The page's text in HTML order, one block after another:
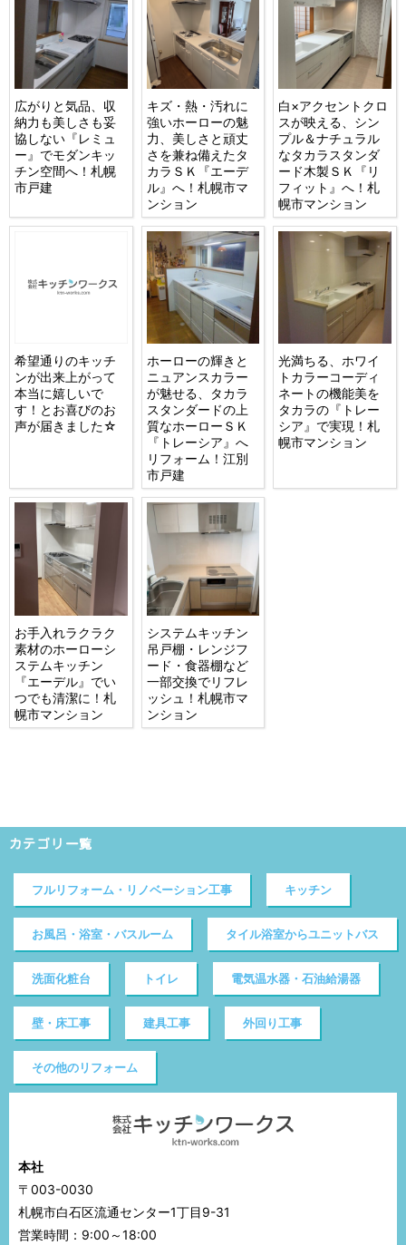
広がりと気品、収
納力も美しさも妥
協しない『レミュ
ー』でモダンキッ
チン空間へ！札幌
市戸建
キズ・熱・汚れに
強いホーローの魅
力、美しさと頑丈
さを兼ね備えたタ
カラＳＫ『エーデ
ル』へ！札幌市マ
ンション
白×アクセントクロ
スが映える、シン
プル＆ナチュラル
なタカラスタンダ
ード木製ＳＫ『リ
フィット』へ！札
幌市マンション
希望通りのキッチ
ンが出来上がって
本当に嬉しいで
す！とお喜びのお
声が届きました☆
ホーローの輝きと
ニュアンスカラー
が魅せる、タカラ
スタンダードの上
質なホーローＳＫ
『トレーシア』へ
リフォーム！江別
市戸建
光満ちる、ホワイ
トカラーコーディ
ネートの機能美を
タカラの『トレー
シア』で実現！札
幌市マンション
お手入れラクラク
素材のホーローシ
ステムキッチン
『エーデル』でい
つでも清潔に！札
幌市マンション
システムキッチン
吊戸棚・レンジフ
ード・食器棚など
一部交換でリフレ
ッシュ！札幌市マ
ンション
カテゴリ一覧
フルリフォーム・リノベーション工事 キッチン
お風呂・浴室・バスルーム タイル浴室からユニットバス
洗面化粧台 トイレ 電気温水器・石油給湯器
壁・床工事 建具工事 外回り工事
その他のリフォーム
本社
〒003-0030
札幌市白石区流通センター1丁目9-31
営業時間：9:00～18:00